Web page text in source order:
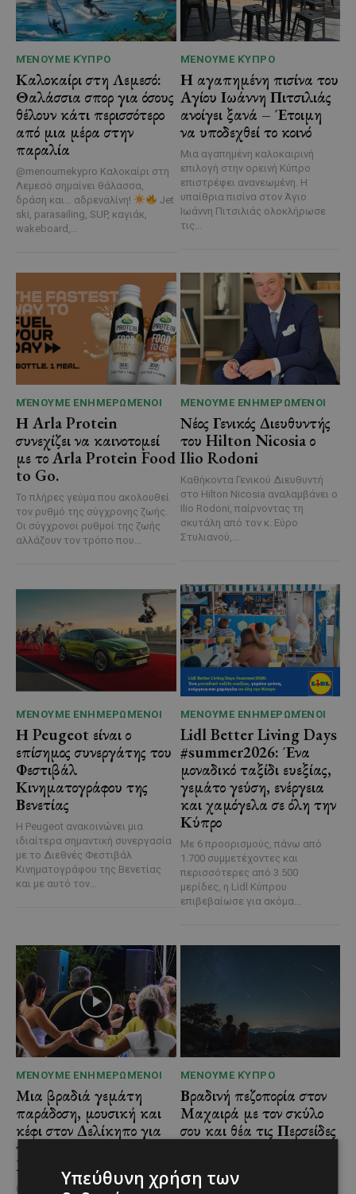
ΜΈΝΟΥΜΕ ΚΎΠΡΟ
Καλοκαίρι στη Λεμεσό:
Θαλάσσια σπορ για όσους
θέλουν κάτι περισσότερο
από μια μέρα στην
παραλία
@menoumekypro Καλοκαίρι στη
Λεμεσό σημαίνει θάλασσα,
δράση και… αδρεναλίνη!
Jet
ski, parasailing, SUP, καγιάκ,
wakeboard,...
ΜΈΝΟΥΜΕ ΚΎΠΡΟ
Η αγαπημένη πισίνα του
Αγίου Ιωάννη Πιτσιλιάς
ανοίγει ξανά – Έτοιμη
να υποδεχθεί το κοινό
Μια αγαπημένη καλοκαιρινή
επιλογή στην ορεινή Κύπρο
επιστρέφει ανανεωμένη. Η
υπαίθρια πισίνα στον Άγιο
Ιωάννη Πιτσιλιάς ολοκλήρωσε
τις...
ΜΈΝΟΥΜΕ ΕΝΗΜΕΡΩΜΈΝΟΙ
Η Arla Protein
συνεχίζει να καινοτομεί
με το Arla Protein Food
to Go.
Το πλήρες γεύμα που ακολουθεί
τον ρυθμό της σύγχρονης ζωής.
Οι σύγχρονοι ρυθμοί της ζωής
αλλάζουν τον τρόπο που...
ΜΈΝΟΥΜΕ ΕΝΗΜΕΡΩΜΈΝΟΙ
Νέος Γενικός Διευθυντής
του Hilton Nicosia ο
Ilio Rodoni
Καθήκοντα Γενικού Διευθυντή
στο Hilton Nicosia αναλαμβάνει ο
Ilio Rodoni, παίρνοντας τη
σκυτάλη από τον κ. Εύρο
Στυλιανού,...
ΜΈΝΟΥΜΕ ΕΝΗΜΕΡΩΜΈΝΟΙ
Η Peugeot είναι ο
επίσημος συνεργάτης του
Φεστιβάλ
Κινηματογράφου της
Βενετίας
Η Peugeot ανακοινώνει μια
ιδιαίτερα σημαντική συνεργασία
με το Διεθνές Φεστιβάλ
Κινηματογράφου της Βενετίας
και με αυτό τον...
ΜΈΝΟΥΜΕ ΕΝΗΜΕΡΩΜΈΝΟΙ
Lidl Better Living Days
#summer2026: Ένα
μοναδικό ταξίδι ευεξίας,
γεμάτο γεύση, ενέργεια
και χαμόγελα σε όλη την
Κύπρο
Με 6 προορισμούς, πάνω από
1.700 συμμετέχοντες και
περισσότερες από 3.500
μερίδες, η Lidl Κύπρου
επιβεβαίωσε για ακόμα...
ΜΈΝΟΥΜΕ ΕΝΗΜΕΡΩΜΈΝΟΙ
Μια βραδιά γεμάτη
παράδοση, μουσική και
κέφι στον Δελίκηπο για
τη γιορτή του
Χρυσοσώτηρος
@menoumekypro Μια βραδιά
ΜΈΝΟΥΜΕ ΚΎΠΡΟ
Βραδινή πεζοπορία στον
Μαχαιρά με τον σκύλο
σου και θέα τις Περσείδες
τετράποδο φίλο σου, τότε αυτή
Υπεύθυνη χρήση των